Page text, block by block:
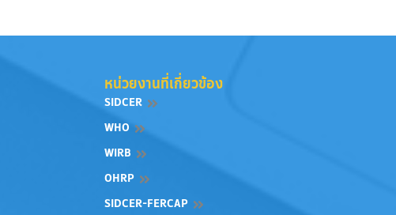
หน่วยงานที่เกี่ยวข้อง
SIDCER
WHO
WIRB
OHRP
SIDCER-FERCAP